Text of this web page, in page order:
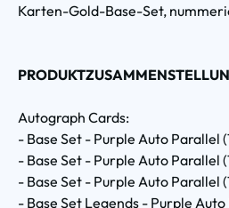
Karten-Gold-Base-Set,
Autograph Cards:
- Base Set - Purple Auto Parallel
- Base Set - Purple Auto Parallel
- Base Set - Purple Auto Parallel
- Base Set Legends - Purple